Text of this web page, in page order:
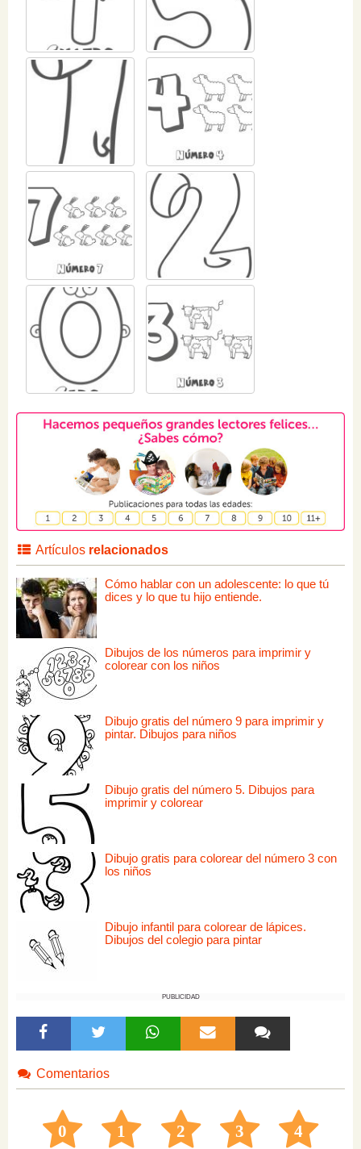
Artículos relacionados
Cómo hablar con un adolescente: lo que tú
dices y lo que tu hijo entiende.
Dibujos de los números para imprimir y
colorear con los niños
Dibujo gratis del número 9 para imprimir y
pintar. Dibujos para niños
Dibujo gratis del número 5. Dibujos para
imprimir y colorear
Dibujo gratis para colorear del número 3 con
los niños
Dibujo infantil para colorear de lápices.
Dibujos del colegio para pintar
PUBLICIDAD
Comentarios
0 1 2 3 4